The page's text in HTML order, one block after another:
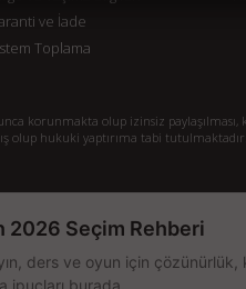
ve İade
Toplama
korunmakta olup izinsiz paylaşılması,
olup hukuki yaptırıma tabi tutulmaktadır.
2026 Seçim Rehberi
ders ve oyun için çözünürlük,
ipuçları burada.